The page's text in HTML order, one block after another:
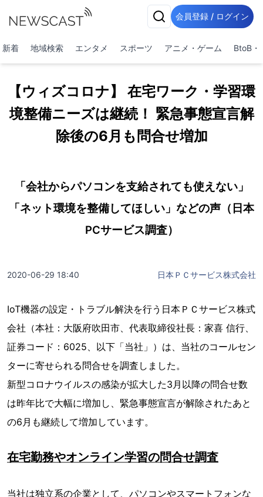
会員登録 / ログイン
新着 地域検索 エンタメ スポーツ アニメ・ゲーム BtoB・
【ウィズコロナ】 在宅ワーク・学習環
境整備ニーズは継続！ 緊急事態宣言解
除後の6月も問合せ増加
「会社からパソコンを支給されても使えない」
「ネット環境を整備してほしい」などの声（日本
PCサービス調査）
2020-06-29 18:40 日本ＰＣサービス株式会社
IoT機器の設定・トラブル解決を行う日本ＰＣサービス株式
会社（本社：大阪府吹田市、代表取締役社長：家喜 信行、
証券コード：6025、以下「当社」）は、当社のコールセン
ターに寄せられる問合せを調査しました。
新型コロナウイルスの感染が拡大した3月以降の問合せ数
は昨年比で大幅に増加し、緊急事態宣言が解除されたあと
の6月も継続して増加しています。
在宅勤務やオンライン学習の問合せ調査
当社は独立系の企業として、パソコンやスマートフォンな